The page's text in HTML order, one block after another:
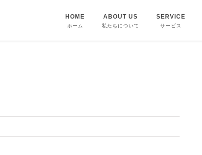
HOME
ホーム
ABOUT US
私たちについて
SERVICE
サービス